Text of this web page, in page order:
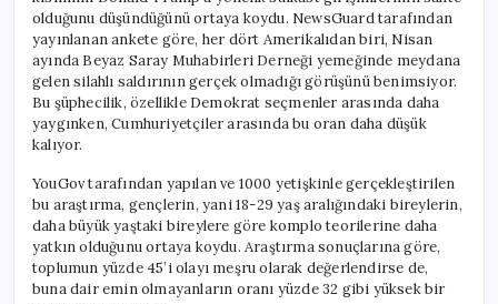
Artıyor
için
olduğunu düşündüğünü ortaya koydu. NewsGuard tarafından
yayınlanan ankete göre, her dört Amerikalıdan biri, Nisan
ayında Beyaz Saray Muhabirleri Derneği yemeğinde meydana
gelen silahlı saldırının gerçek olmadığı görüşünü benimsiyor.
Bu şüphecilik, özellikle Demokrat seçmenler arasında daha
yaygınken, Cumhuriyetçiler arasında bu oran daha düşük
kalıyor.
YouGov tarafından yapılan ve 1000 yetişkinle gerçekleştirilen
bu araştırma, gençlerin, yani 18-29 yaş aralığındaki bireylerin,
daha büyük yaştaki bireylere göre komplo teorilerine daha
yatkın olduğunu ortaya koydu. Araştırma sonuçlarına göre,
toplumun yüzde 45’i olayı meşru olarak değerlendirse de,
buna dair emin olmayanların oranı yüzde 32 gibi yüksek bir